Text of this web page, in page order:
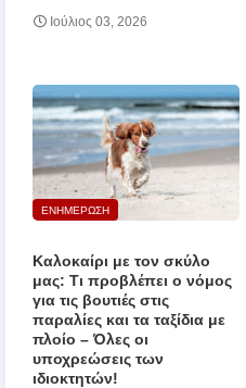
Ιούλιος 03, 2026
ΕΝΗΜΕΡΩΣΗ
Καλοκαίρι με τον σκύλο
μας: Τι προβλέπει ο νόμος
για τις βουτιές στις
παραλίες και τα ταξίδια με
πλοίο – Όλες οι
υποχρεώσεις των
ιδιοκτητών!